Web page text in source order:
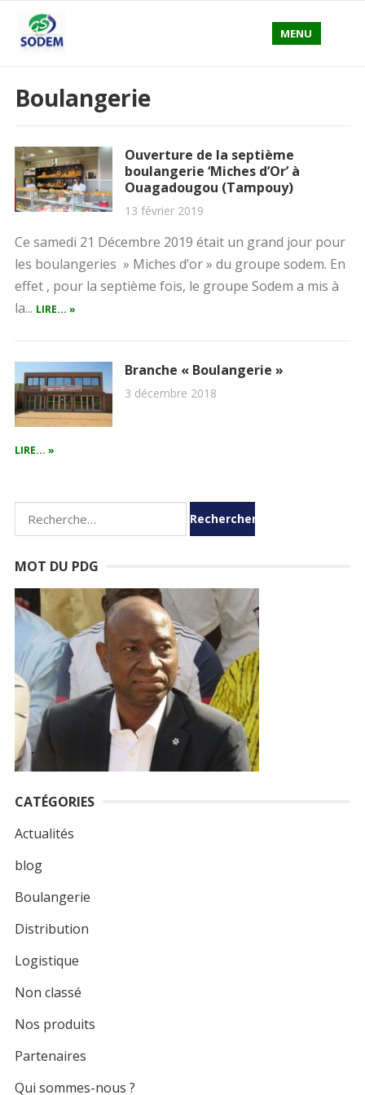
MENU
Boulangerie
Ouverture de la septième
boulangerie ‘Miches d’Or’ à
Ouagadougou (Tampouy)
13 février 2019
Ce samedi 21 Décembre 2019 était un grand jour pour
les boulangeries » Miches d’or » du groupe sodem. En
effet , pour la septième fois, le groupe Sodem a mis à
la... LIRE... »
Branche « Boulangerie »
3 décembre 2018
LIRE... »
e
e
r
h
e
r
:
MOT DU PDG
CATÉGORIES
Actualités
blog
Boulangerie
Distribution
Logistique
Non classé
Nos produits
Partenaires
Qui sommes-nous ?